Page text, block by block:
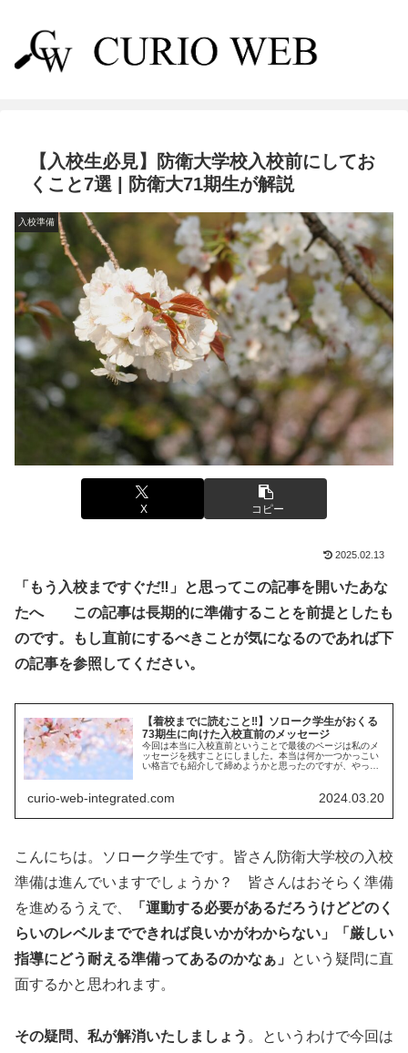
【入校生必見】防衛大学校入校前にしてお
くこと7選 | 防衛大71期生が解説
入校準備
X コピー
2025.02.13
「もう入校まですぐだ‼︎」と思ってこの記事を開いたあな
たへ この記事は長期的に準備することを前提としたも
のです。もし直前にするべきことが気になるのであれば下
の記事を参照してください。
【着校までに読むこと‼︎】ソローク学生がおくる
73期生に向けた入校直前のメッセージ
今回は本当に入校直前ということで最後のページは私のメ
ッセージを残すことにしました。本当は何か一つかっこい
い格言でも紹介して締めようかと思ったのですが、やっぱ
curio-web-integrated.com 2024.03.20
こんにちは。ソローク学生です。皆さん防衛大学校の入校
準備は進んでいますでしょうか？ 皆さんはおそらく準備
を進めるうえで、
「運動する必要があるだろうけどどのく
らいのレベルまでできれば良いかがわからない」「厳しい
指導にどう耐える準備ってあるのかなぁ」
という疑問に直
面するかと思われます。
その疑問、私が解消いたしましょう 。というわけで今回は